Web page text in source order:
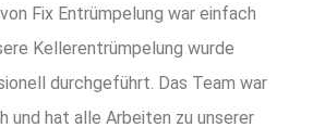
Fix Entrümpelung war einfach
Kellerentrümpelung wurde
durchgeführt. Das Team war
und hat alle Arbeiten zu unserer